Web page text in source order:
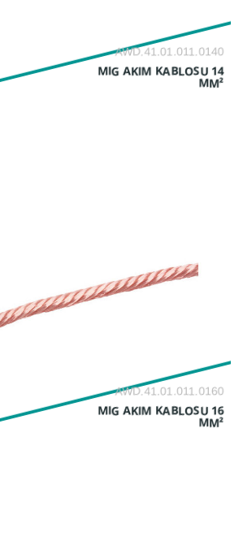
AWD.41.01.011.0140
MIG AKIM KABLOSU 14
MM²
AWD.41.01.011.0160
MIG AKIM KABLOSU 16
MM²